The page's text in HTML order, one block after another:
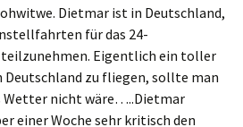
Dietmar ist in Deutschland,
für das 24-
Eigentlich ein toller
Deutschland zu fliegen, sollte man
Wetter nicht wäre…..Dietmar
einer Woche sehr kritisch den